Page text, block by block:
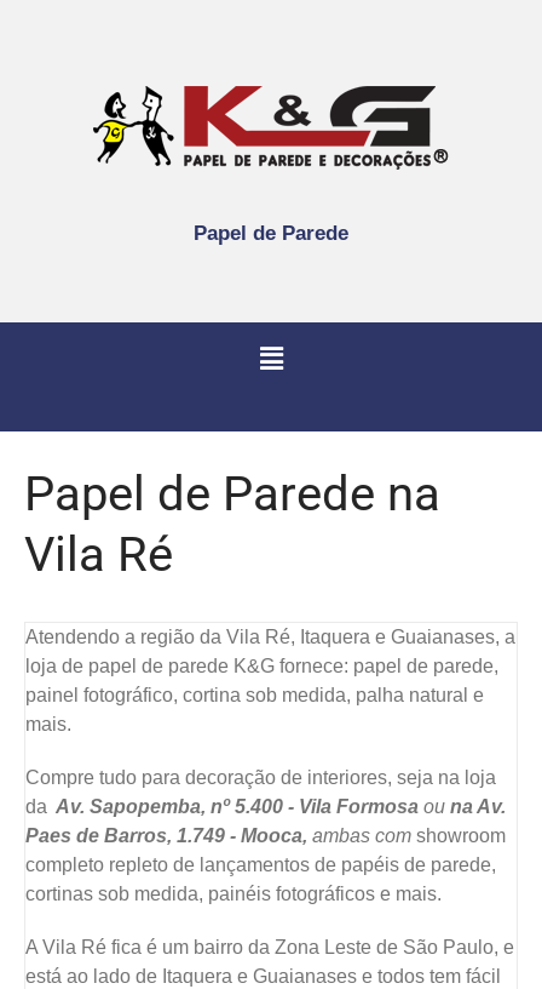
Papel de Parede
Papel de Parede na
Vila Ré
Atendendo a região da Vila Ré, Itaquera e Guaianases, a
loja de papel de parede K&G fornece: papel de parede,
painel fotográfico, cortina sob medida, palha natural e
mais.
Compre tudo para decoração de interiores, seja na loja
da Av. Sapopemba, nº 5.400 - Vila Formosa ou na Av.
Paes de Barros, 1.749 - Mooca, ambas com showroom
completo repleto de lançamentos de papéis de parede,
cortinas sob medida, painéis fotográficos e mais.
A Vila Ré fica é um bairro da Zona Leste de São Paulo, e
está ao lado de Itaquera e Guaianases e todos tem fácil